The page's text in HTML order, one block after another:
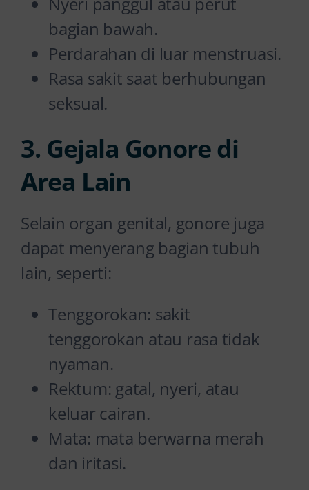
bagian bawah.
Perdarahan di luar menstruasi.
Rasa sakit saat berhubungan
seksual.
3. Gejala Gonore di
Area Lain
Selain organ genital, gonore juga
dapat menyerang bagian tubuh
lain, seperti:
Tenggorokan: sakit
tenggorokan atau rasa tidak
nyaman.
Rektum: gatal, nyeri, atau
keluar cairan.
Mata: mata berwarna merah
dan iritasi.